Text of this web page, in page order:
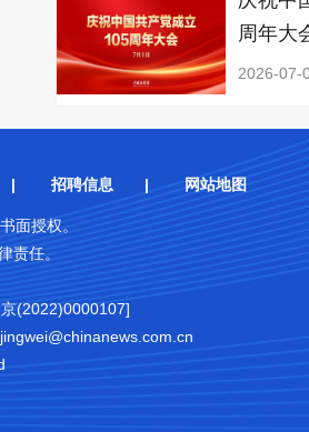
周年大
2026-07-
招聘信息 | 网站地图
面授权。
责任。
(2022)0000107]